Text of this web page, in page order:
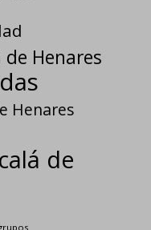
Henares
Henares
de